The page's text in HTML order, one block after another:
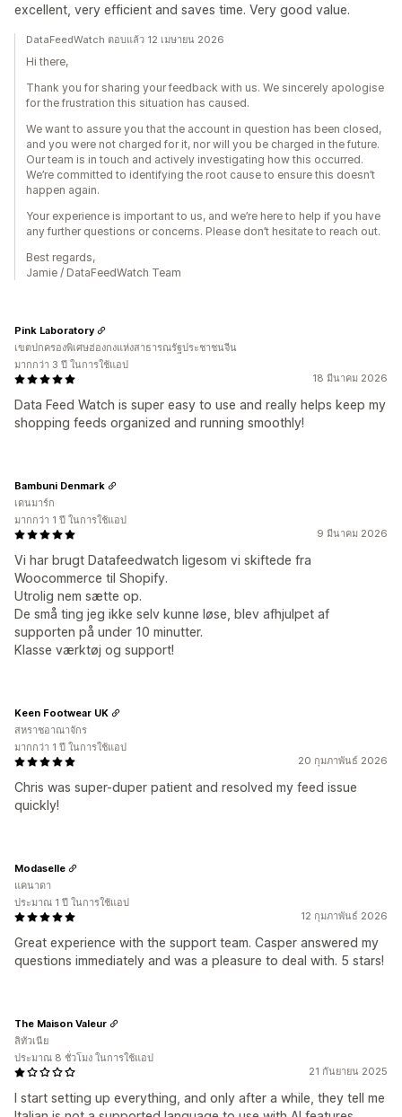
excellent, very efficient and saves time. Very good value.
DataFeedWatch ตอบแล้ว 12 เมษายน 2026
Hi there,
Thank you for sharing your feedback with us. We sincerely apologise
for the frustration this situation has caused.
We want to assure you that the account in question has been closed,
and you were not charged for it, nor will you be charged in the future.
Our team is in touch and actively investigating how this occurred.
We’re committed to identifying the root cause to ensure this doesn’t
happen again.
Your experience is important to us, and we’re here to help if you have
any further questions or concerns. Please don’t hesitate to reach out.
Best regards,
Jamie / DataFeedWatch Team
18 มีนาคม 2026
Data Feed Watch is super easy to use and really helps keep my
shopping feeds organized and running smoothly!
Pink Laboratory
เขตปกครองพิเศษฮ่องกงแห่งสาธารณรัฐประชาชนจีน
มากกว่า 3 ปี ในการใช้แอป
9 มีนาคม 2026
Vi har brugt Datafeedwatch ligesom vi skiftede fra
Woocommerce til Shopify.
Utrolig nem sætte op.
De små ting jeg ikke selv kunne løse, blev afhjulpet af
supporten på under 10 minutter.
Klasse værktøj og support!
Bambuni Denmark
เดนมาร์ก
มากกว่า 1 ปี ในการใช้แอป
20 กุมภาพันธ์ 2026
Chris was super-duper patient and resolved my feed issue
quickly!
Keen Footwear UK
สหราชอาณาจักร
มากกว่า 1 ปี ในการใช้แอป
12 กุมภาพันธ์ 2026
Great experience with the support team. Casper answered my
questions immediately and was a pleasure to deal with. 5 stars!
Modaselle
แคนาดา
ประมาณ 1 ปี ในการใช้แอป
21 กันยายน 2025
I start setting up everything, and only after a while, they tell me
The Maison Valeur
ลิทัวเนีย
ประมาณ 8 ชั่วโมง ในการใช้แอป